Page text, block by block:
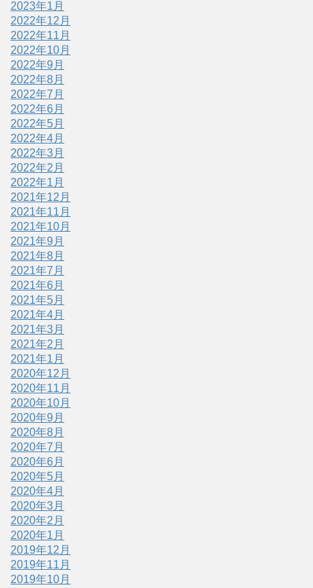
2023年1月
2022年12月
2022年11月
2022年10月
2022年9月
2022年8月
2022年7月
2022年6月
2022年5月
2022年4月
2022年3月
2022年2月
2022年1月
2021年12月
2021年11月
2021年10月
2021年9月
2021年8月
2021年7月
2021年6月
2021年5月
2021年4月
2021年3月
2021年2月
2021年1月
2020年12月
2020年11月
2020年10月
2020年9月
2020年8月
2020年7月
2020年6月
2020年5月
2020年4月
2020年3月
2020年2月
2020年1月
2019年12月
2019年11月
2019年10月